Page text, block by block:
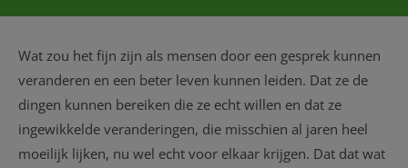
Wat zou het fijn zijn als mensen door een gesprek kunnen
veranderen en een beter leven kunnen leiden. Dat ze de
dingen kunnen bereiken die ze echt willen en dat ze
ingewikkelde veranderingen, die misschien al jaren heel
moeilijk lijken, nu wel echt voor elkaar krijgen. Dat dat wat